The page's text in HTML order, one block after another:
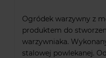
Ogródek warzywny z
produktem do
warzywniaka.
stalowej powlekanej.